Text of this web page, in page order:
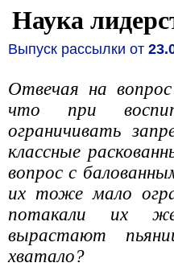
Наука
Выпуск рассылки от
Отвечая на
что при
ограничивать
классные
вопрос с
их тоже мало
потакали их
вырастают
хватало?